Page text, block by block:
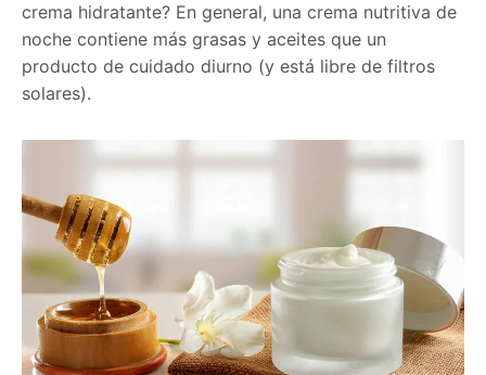
crema hidratante? En general, una crema nutritiva de
noche contiene más grasas y aceites que un
producto de cuidado diurno (y está libre de filtros
solares).